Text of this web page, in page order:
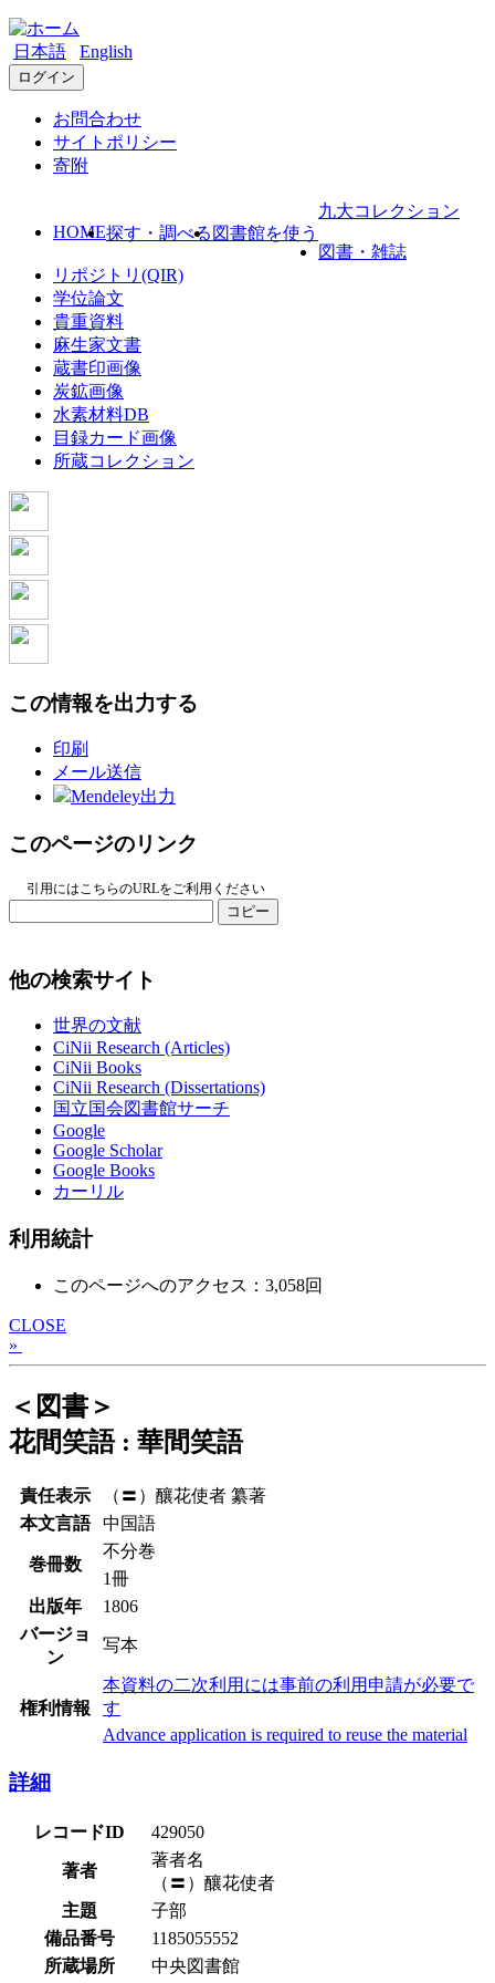
日本語 English
ログイン
お問合わせ
サイトポリシー
寄附
HOME探す・調べる 図書館を使う
九大コレクション
図書・雑誌
リポジトリ(QIR)
学位論文
貴重資料
麻生家文書
蔵書印画像
炭鉱画像
水素材料DB
目録カード画像
所蔵コレクション
この情報を出力する
印刷
メール送信
Mendeley出力
このページのリンク
引用にはこちらのURLをご利用ください
コピー
他の検索サイト
世界の文献
CiNii Research (Articles)
CiNii Books
CiNii Research (Dissertations)
国立国会図書館サーチ
Google
Google Scholar
Google Books
カーリル
利用統計
このページへのアクセス：3,058回
CLOSE
»
＜図書＞
花間笑語 : 華間笑語
責任表示
（〓）釀花使者 纂著
本文言語
中国語
巻冊数
不分巻
1冊
出版年
1806
バージョ
ン
写本
権利情報
本資料の二次利用には事前の利用申請が必要で
す
Advance application is required to reuse the material
詳細
レコードID 429050
著者
著者名
（〓）釀花使者
主題
子部
備品番号
1185055552
所蔵場所
中央図書館